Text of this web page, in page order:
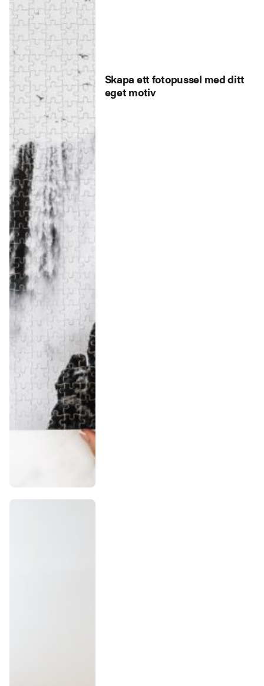
Skapa ett fotopussel med ditt
eget motiv